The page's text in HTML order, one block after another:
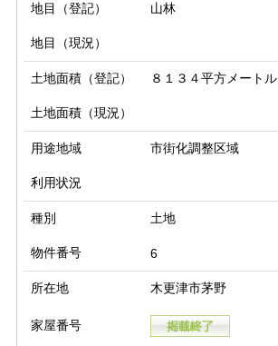
地目（登記） 山林
地目（現況）
土地面積（登記） ８１３４平方メートル
土地面積（現況）
用途地域 市街化調整区域
利用状況
種別 土地
物件番号 6
所在地 木更津市茅野
家屋番号